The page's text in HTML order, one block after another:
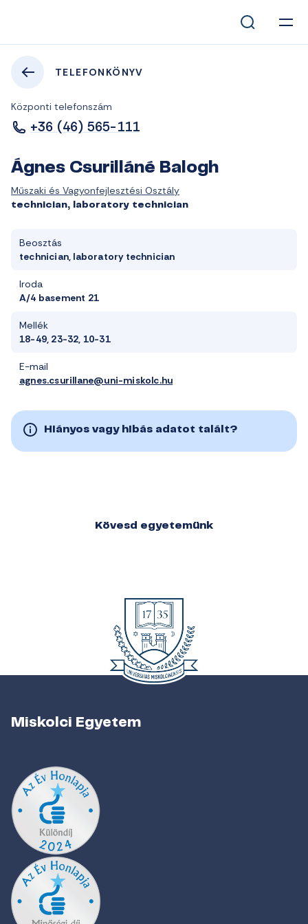
TELEFONKÖNYV
Központi telefonszám
+36 (46) 565-111
Ágnes Csurilláné Balogh
Műszaki és Vagyonfejlesztési Osztály
technician, laboratory technician
Beosztás
technician, laboratory technician
Iroda
A/4 basement 21
Mellék
18-49, 23-32, 10-31
E-mail
agnes.csurillane@uni-miskolc.hu
Hiányos vagy hibás adatot talált?
Kövesd egyetemünk
Miskolci Egyetem